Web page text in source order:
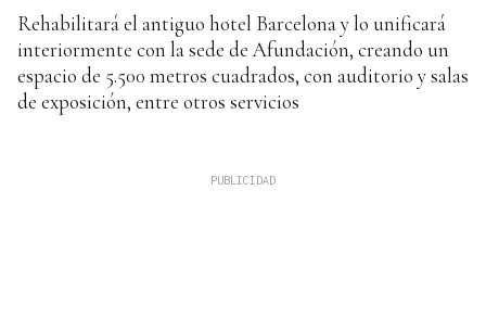
Rehabilitará el antiguo hotel Barcelona y lo unificará
interiormente con la sede de Afundación, creando un
espacio de 5.500 metros cuadrados, con auditorio y salas
de exposición, entre otros servicios